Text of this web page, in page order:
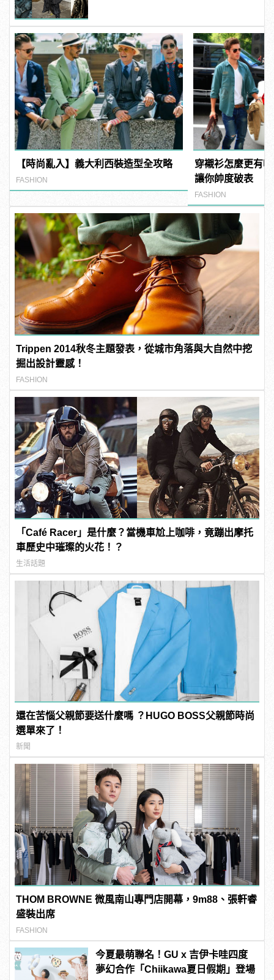
【時尚亂入】義大利西裝造型全攻略
FASHION
穿襯衫怎麼更有
讓你帥度破表
FASHION
Trippen 2014秋冬主題發表，從城市角落與大自然中挖
掘出設計靈感！
FASHION
「Café Racer」是什麼？當機車尬上咖啡，竟蹦出摩托
車歷史中璀璨的火花！？
生活話題
還在苦惱父親節要送什麼嗎 ？HUGO BOSS父親節時尚
選單來了！
新聞
THOM BROWNE 微風南山專門店開幕，9m88、張軒睿
盛裝出席
FASHION
今夏最萌聯名！GU x 吉伊卡哇四度
夢幻合作「Chiikawa夏日假期」登場